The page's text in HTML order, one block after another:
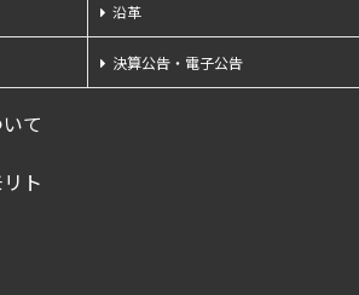
沿革
決算公告・電子公告
て
ト